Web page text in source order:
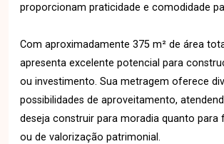
proporcionam praticidade e comodidade
Com aproximadamente 375 m² de área
apresenta excelente potencial para
ou investimento. Sua metragem oferece
possibilidades de aproveitamento,
deseja construir para moradia quanto para
ou de valorização patrimonial.